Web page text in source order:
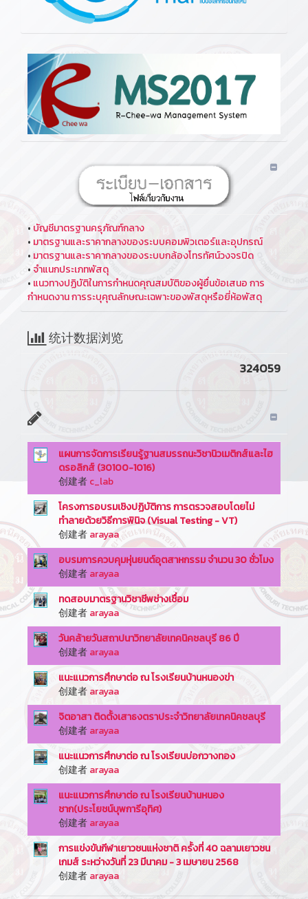
• บัญชีมาตรฐานครุภัณฑ์กลาง
• มาตรฐานและราคากลางของระบบคอมพิวเตอร์และอุปกรณ์
• มาตรฐานและราคากลางของระบบกล้องโทรทัศน์วงจรปิด
•จำแนกประเภทพัสดุ
• แนวทางปฏิบัติในการกำหนดคุณสมบัติของผู้ยื่นข้อเสนอ การ
กำหนดงาน การระบุคุณลักษณะเฉพาะของพัสดุหรือยี่ห้อพัสดุ
统计数据浏览
324059
แผนการจัดการเรียนรู้ฐานสมรรถนะวิชานิวเมติกส์และไฮ
ดรอลิกส์ (30100-1016)
创建者c_lab
โครงการอบรมเชิงปฏิบัติการ การตรวจสอบโดยไม่
ทำลายด้วยวิธีการพินิจ (Visual Testing - VT)
创建者arayaa
อบรมการควบคุมหุ่นยนต์อุตสาหกรรม จำนวน 30 ชั่วโมง
创建者arayaa
ทดสอบมาตรฐานวิชาชีพช่างเชื่อม
创建者arayaa
วันคล้ายวันสถาปนาวิทยาลัยเทคนิคชลบุรี 86 ปี
创建者arayaa
แนะแนวการศึกษาต่อ ณ โรงเรียนบ้านหนองข่า
创建者arayaa
จิตอาสา ติดตั้งเสาธงตราประจำวิทยาลัยเทคนิคชลบุรี
创建者arayaa
แนะแนวการศึกษาต่อ ณ โรงเรียนบ่อกวางทอง
创建者arayaa
แนะแนวการศึกษาต่อ ณ โรงเรียนบ้านหนอง
ชาก(ประโยชน์บุพการีอุทิศ)
创建者arayaa
การแข่งขันกีฬาเยาวชนแห่งชาติ ครั้งที่ 40 ฉลามเยาวชน
เกมส์ ระหว่างวันที่ 23 มีนาคม - 3 เมษายน 2568
创建者arayaa